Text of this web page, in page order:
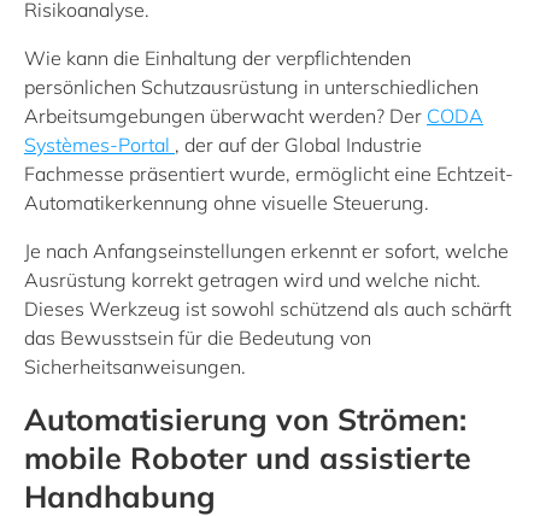
Risikoanalyse.
Wie kann die Einhaltung der verpflichtenden
persönlichen Schutzausrüstung in unterschiedlichen
Arbeitsumgebungen überwacht werden? Der CODA
Systèmes-Portal , der auf der Global Industrie
Fachmesse präsentiert wurde, ermöglicht eine Echtzeit-
Automatikerkennung ohne visuelle Steuerung.
Je nach Anfangseinstellungen erkennt er sofort, welche
Ausrüstung korrekt getragen wird und welche nicht.
Dieses Werkzeug ist sowohl schützend als auch schärft
das Bewusstsein für die Bedeutung von
Sicherheitsanweisungen.
Automatisierung von Strömen:
mobile Roboter und assistierte
Handhabung